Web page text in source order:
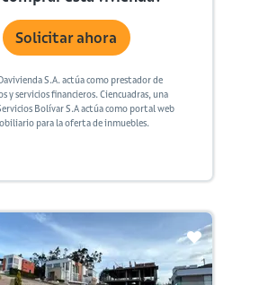
Solicitar ahora
S.A. actúa como prestador de
y servicios financieros. Ciencuadras, una
Bolívar S.A actúa como portal web
para la oferta de inmuebles.